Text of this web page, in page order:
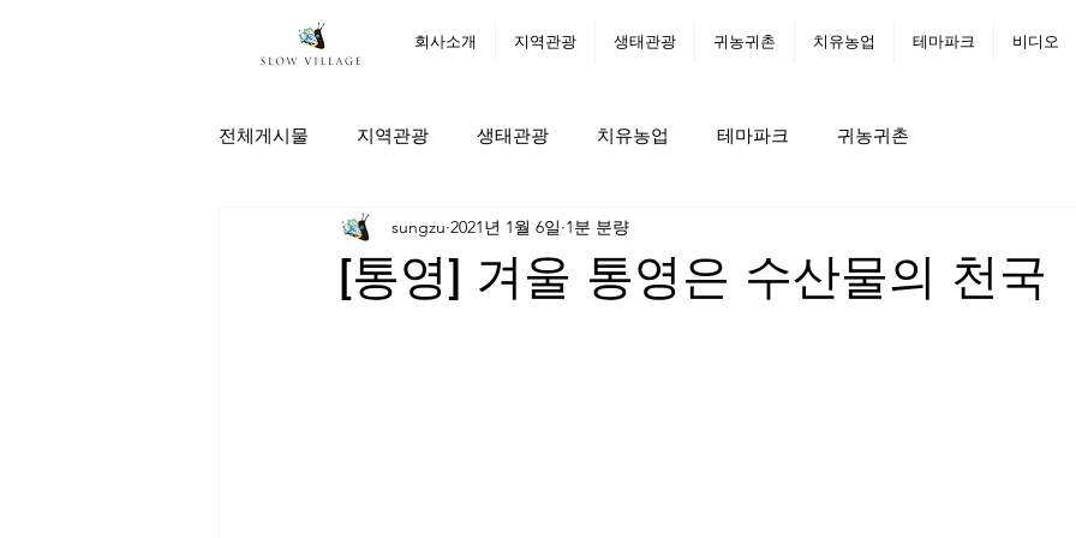
회사소개 지역관광 생태관광 귀농귀촌 치유농업 테마파크 비디오
전체게시물 지역관광 생태관광 치유농업 테마파크 귀농귀촌
[통영] 겨울 통영은 수산물의 천국
sungzu 2021년 1월 6일 1분 분량